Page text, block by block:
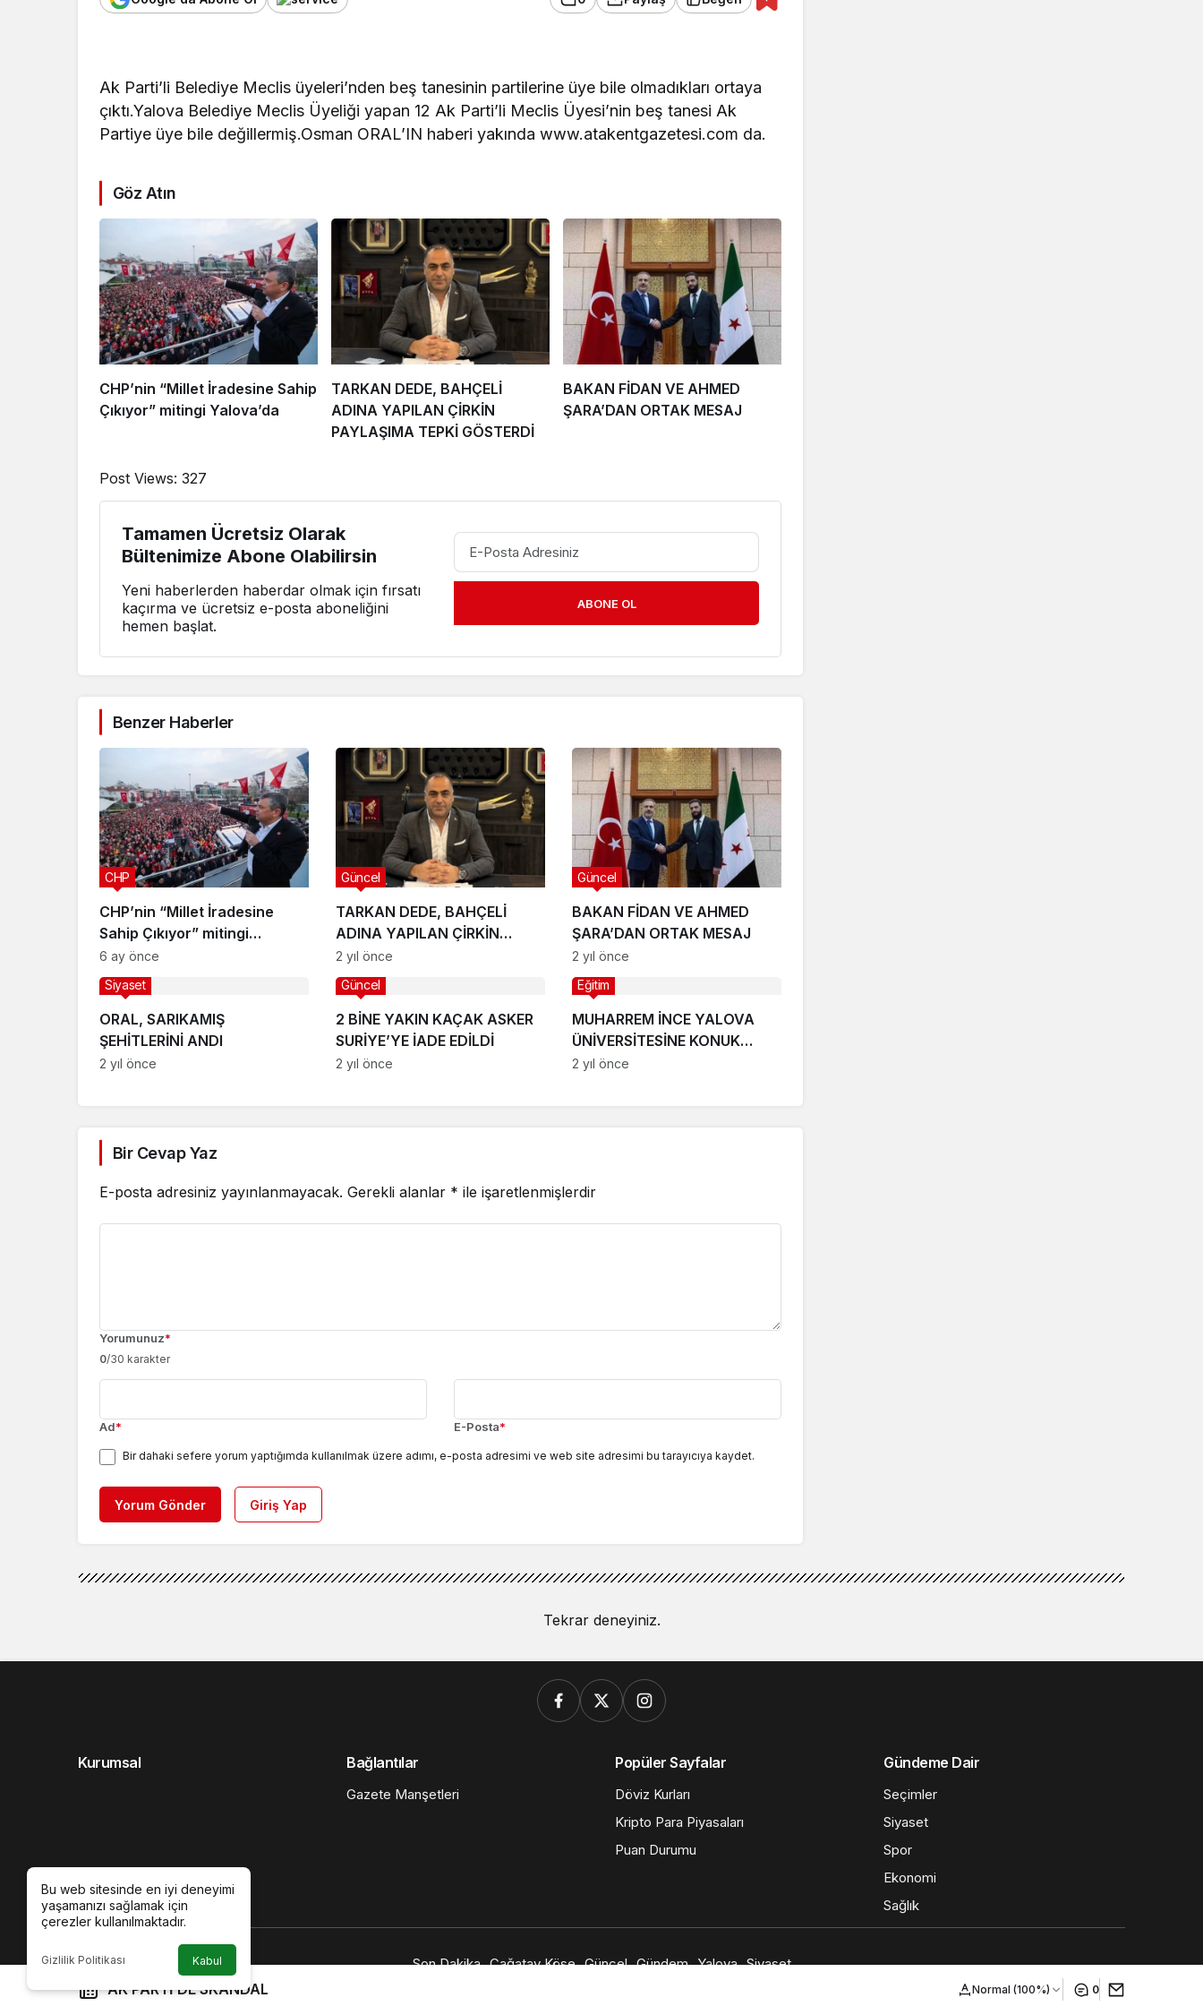
Ak Parti’li Belediye Meclis üyeleri’nden beş tanesinin partilerine üye bile olmadıkları ortaya
çıktı.Yalova Belediye Meclis Üyeliği yapan 12 Ak Parti’li Meclis Üyesi’nin beş tanesi Ak
Partiye üye bile değillermiş.Osman ORAL’IN haberi yakında www.atakentgazetesi.com da.
Göz Atın
CHP’nin “Millet İradesine Sahip
Çıkıyor” mitingi Yalova’da
TARKAN DEDE, BAHÇELİ
ADINA YAPILAN ÇİRKİN
PAYLAŞIMA TEPKİ GÖSTERDİ
BAKAN FİDAN VE AHMED
ŞARA’DAN ORTAK MESAJ
Post Views: 327
AK PARTİ’DE SKANDAL Normal (100%) 0
Tamamen Ücretsiz Olarak
Bültenimize Abone Olabilirsin
Yeni haberlerden haberdar olmak için fırsatı
kaçırma ve ücretsiz e-posta aboneliğini
hemen başlat.
ABONE OL
Benzer Haberler
CHP’nin “Millet İradesine
Sahip Çıkıyor” mitingi
Yalova’da
CHP
6 ay önce
TARKAN DEDE, BAHÇELİ
ADINA YAPILAN ÇİRKİN
PAYLAŞIMA TEPKİ GÖSTERDİ
Güncel
2 yıl önce
BAKAN FİDAN VE AHMED
ŞARA’DAN ORTAK MESAJ
Güncel
2 yıl önce
ORAL, SARIKAMIŞ
ŞEHİTLERİNİ ANDI
Siyaset
2 yıl önce
2 BİNE YAKIN KAÇAK ASKER
SURİYE’YE İADE EDİLDİ
Güncel
2 yıl önce
MUHARREM İNCE YALOVA
ÜNİVERSİTESİNE KONUK
OLDU
Eğitim
2 yıl önce
Bir Cevap Yaz
E-posta adresiniz yayınlanmayacak. Gerekli alanlar * ile işaretlenmişlerdir
Yorumunuz*
0/30 karakter
Ad* E-Posta*
Bir dahaki sefere yorum yaptığımda kullanılmak üzere adımı, e-posta adresimi ve web site adresimi bu tarayıcıya kaydet.
Yorum Gönder Giriş Yap
Tekrar deneyiniz.
Bu web sitesinde en iyi deneyimi
yaşamanızı sağlamak için
çerezler kullanılmaktadır.
Gizlilik Politikası Kabul
Kurumsal Bağlantılar
Gazete Manşetleri
Popüler Sayfalar
Döviz Kurları
Kripto Para Piyasaları
Puan Durumu
Gündeme Dair
Seçimler
Siyaset
Spor
Ekonomi
Sağlık
Son Dakika Çağatay Köse Güncel Gündem Yalova Siyaset